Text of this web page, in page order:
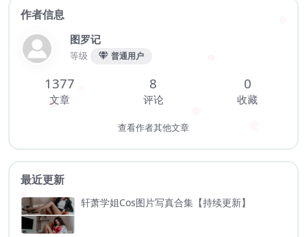
作者信息
图罗记
等级 普通用户
1377
文章
8
评论
0
收藏
查看作者其他文章
最近更新
轩萧学姐Cos图片写真合集【持续更新】